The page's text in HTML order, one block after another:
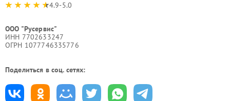
4.9-5.0
ООО "Русервис"
ИНН 7702633247
ОГРН 1077746335776
Поделиться в соц. сетях: